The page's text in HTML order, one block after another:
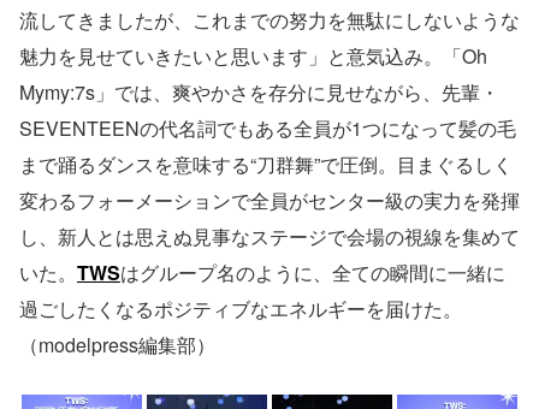
流してきましたが、これまでの努力を無駄にしないような
魅力を見せていきたいと思います」と意気込み。「Oh
Mymy:7s」では、爽やかさを存分に見せながら、先輩・
SEVENTEENの代名詞でもある全員が1つになって髪の毛
まで踊るダンスを意味する“刀群舞”で圧倒。目まぐるしく
変わるフォーメーションで全員がセンター級の実力を発揮
し、新人とは思えぬ見事なステージで会場の視線を集めて
いた。 TWSはグループ名のように、全ての瞬間に一緒に
過ごしたくなるポジティブなエネルギーを届けた。
（modelpress編集部）